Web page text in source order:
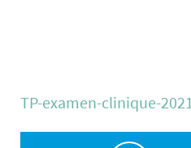
TP-examen-clinique-2021